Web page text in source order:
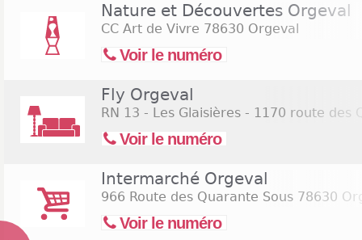
Nature et Découvertes Orgeval
CC Art de Vivre 78630 Orgeval
Voir le numéro
Fly Orgeval
RN 13 - Les Glaisières - 1170 route des
Voir le numéro
Intermarché Orgeval
966 Route des Quarante Sous 78630
Voir le numéro